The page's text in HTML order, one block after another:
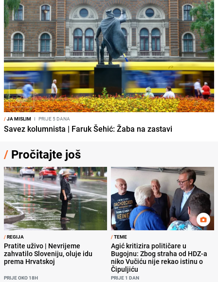
/JA MISLIM I PRIJE 5 DANA
Savez kolumnista | Faruk Šehić: Žaba na zastavi
/ Pročitajte još
/REGIJA
Pratite uživo | Nevrijeme
zahvatilo Sloveniju, oluje idu
prema Hrvatskoj
PRIJE OKO 18H
/TEME
Agić kritizira političare u
Bugojnu: Zbog straha od HDZ-a
niko Vučiću nije rekao istinu o
Čipuljiću
PRIJE 1 DAN